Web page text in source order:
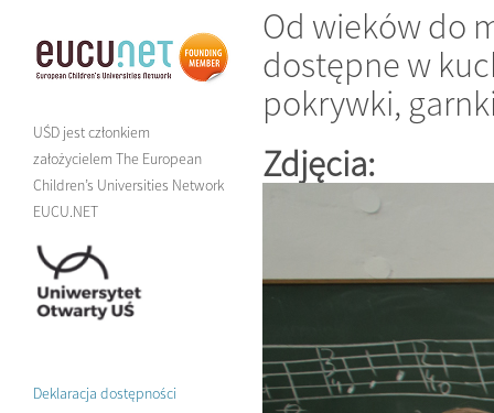
UŚD jest członkiem
założycielem The European
Children’s Universities Network
EUCU.NET
Deklaracja dostępności
Od wieków do
dostępne w
pokrywki,
Zdjęcia: